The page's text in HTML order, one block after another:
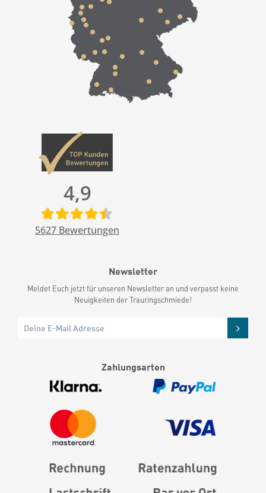
4,9
5627 Bewertungen
Newsletter
Meldet Euch jetzt für unseren Newsletter an und verpasst keine
Neuigkeiten der Trauringschmiede!
Zahlungsarten